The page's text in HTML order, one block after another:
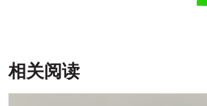
相关阅读